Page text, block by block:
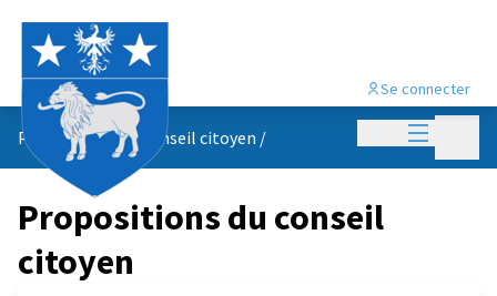
Menu
Se connecter
Propositions du conseil citoyen /
Propositions du conseil
citoyen